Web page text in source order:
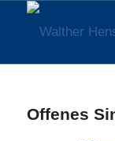
Offenes